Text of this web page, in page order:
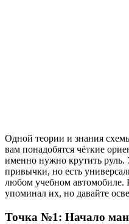
Одной теории и знания
вам понадобятся чёткие
именно нужно крутить руль.
привычки, но есть
любом учебном автомобиле.
упоминал их, но давайте
Точка №1: Начало